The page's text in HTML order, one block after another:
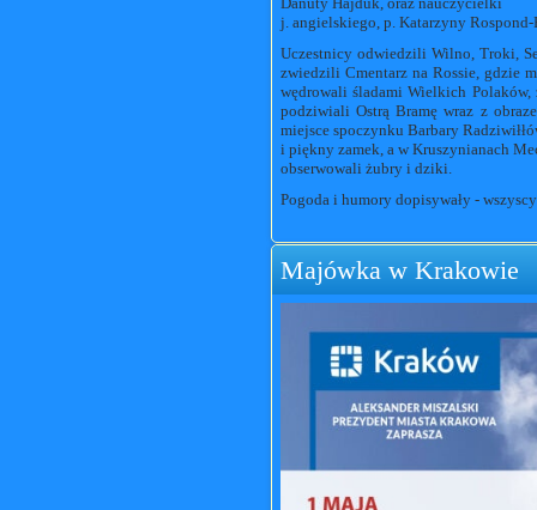
j. angielskiego, p. Katarzyny Rospond-
Uczestnicy odwiedzili Wilno, Troki,
zwiedzili Cmentarz na Rossie, gdzie
wędrowali śladami Wielkich
podziwiali Ostrą Bramę wraz z
miejsce spoczynku Barbary
i piękny zamek, a w Kruszynianach
obserwowali żubry i dziki.
Pogoda i humory dopisywały -
Majówka w Krakowie